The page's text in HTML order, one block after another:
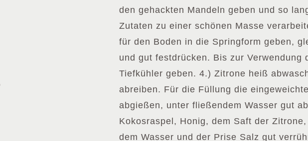
den gehackten Mandeln geben und so
Zutaten zu einer schönen Masse
für den Boden in die Springform geben,
und gut festdrücken. Bis zur Verwendung
Tiefkühler geben. 4.) Zitrone heiß
abreiben. Für die Füllung die
abgießen, unter fließendem Wasser gut
Kokosraspel, Honig, dem Saft der
dem Wasser und der Prise Salz gut